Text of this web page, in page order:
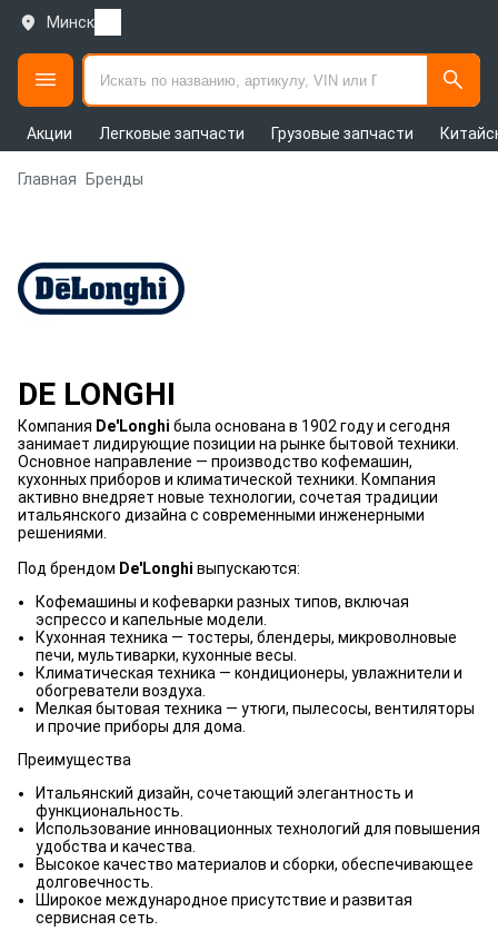
Минск
Акции Легковые запчасти Грузовые запчасти
Главная Бренды
DE LONGHI
Компания De'Longhi была основана в 1902 году и сегодня
занимает лидирующие позиции на рынке бытовой техники.
Основное направление — производство кофемашин,
кухонных приборов и климатической техники. Компания
активно внедряет новые технологии, сочетая традиции
итальянского дизайна с современными инженерными
решениями.
Под брендом De'Longhi выпускаются:
Кофемашины и кофеварки разных типов, включая
эспрессо и капельные модели.
Кухонная техника — тостеры, блендеры, микроволновые
печи, мультиварки, кухонные весы.
Климатическая техника — кондиционеры, увлажнители и
обогреватели воздуха.
Мелкая бытовая техника — утюги, пылесосы, вентиляторы
и прочие приборы для дома.
Преимущества
Итальянский дизайн, сочетающий элегантность и
функциональность.
Использование инновационных технологий для повышения
удобства и качества.
Высокое качество материалов и сборки, обеспечивающее
долговечность.
Широкое международное присутствие и развитая
сервисная сеть.